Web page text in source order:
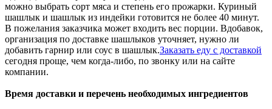
можно выбрать сорт мяса и степень его прожарки. Куриный
шашлык и шашлык из индейки готовится не более 40 минут.
В пожелания заказчика может входить вес порции. Вдобавок,
организация по доставке шашлыков уточняет, нужно ли
добавить гарнир или соус в шашлык.Заказать еду с доставкой
сегодня проще, чем когда-либо, по звонку или на сайте
компании.
Время доставки и перечень необходимых ингредиентов